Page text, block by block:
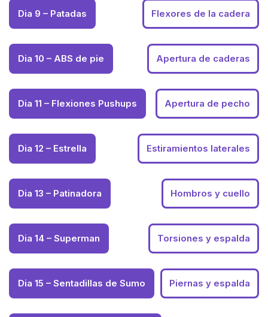
Dia 9 – Patadas Flexores de la cadera
Dia 10 – ABS de pie Apertura de caderas
Dia 11 – Flexiones Pushups Apertura de pecho
Dia 12 – Estrella Estiramientos laterales
Dia 13 – Patinadora Hombros y cuello
Dia 14 – Superman Torsiones y espalda
Dia 15 – Sentadillas de Sumo Piernas y espalda